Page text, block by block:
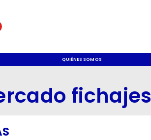
QUIÉNES SOMOS
fichajes